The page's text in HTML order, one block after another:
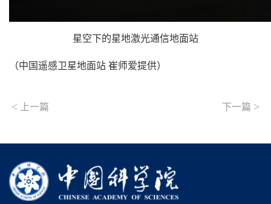
星空下的星地激光通信地面站
（中国遥感卫星地面站 崔师爱提供）
< 上一篇 下一篇 >